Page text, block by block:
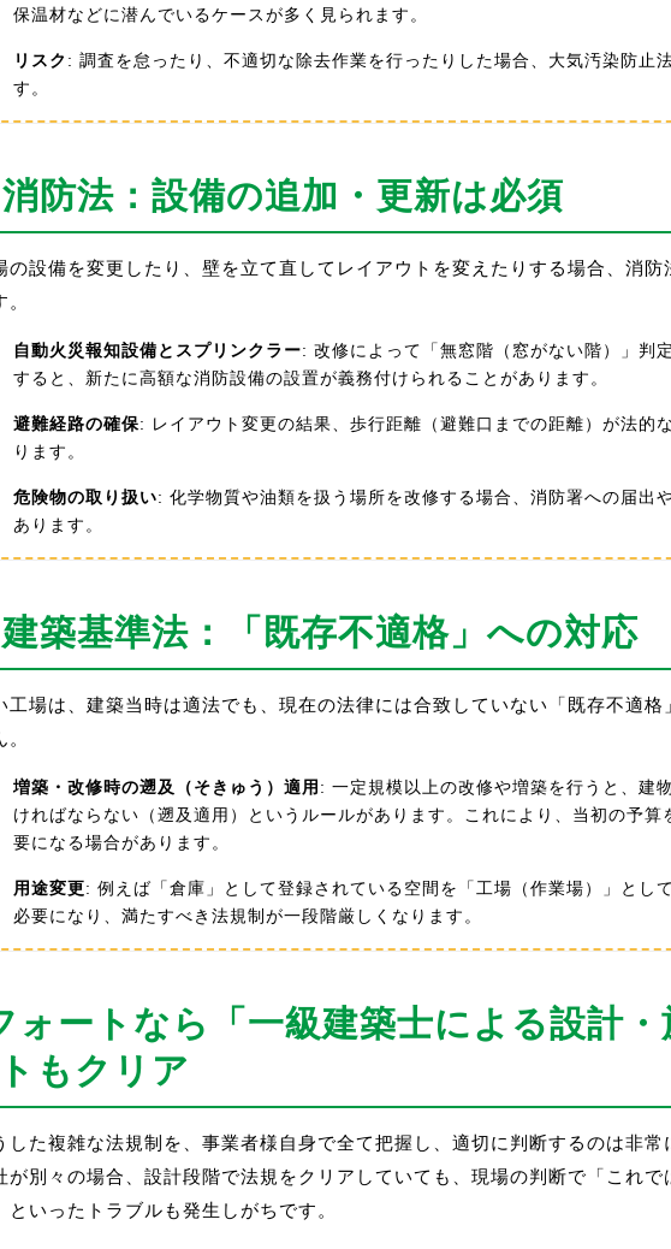
保温材などに潜んでいるケースが多く見られます。
リスク : 調査を怠ったり、不適切な除去作業を行ったりした場合、大気汚染防止
す。
防法：設備の追加・更新は必須
の設備を変更したり、壁を立て直してレイアウトを変えたりする場合、消
。
自動火災報知設備とスプリンクラー: 改修によって「無窓階（窓がない階）」判
すると、新たに高額な消防設備の設置が義務付けられることがあります。
避難経路の確保: レイアウト変更の結果、歩行距離（避難口までの距離）が法的
ります。
危険物の取り扱い: 化学物質や油類を扱う場所を改修する場合、消防署への届出
あります。
築基準法：「既存不適格」への対応
工場は、建築当時は適法でも、現在の法律には合致していない「既存不適格
増築・改修時の遡及（そきゅう）適用 : 一定規模以上の改修や増築を行うと、建
ければならない（遡及適用）というルールがあります。これにより、当初の予
要になる場合があります。
用途変更: 例えば「倉庫」として登録されている空間を「工場（作業場）」とし
必要になり、満たすべき法規制が一段階厳しくなります。
ォートなら「一級建築士による設計・
もクリア
した複雑な法規制を、事業者様自身で全て把握し、適切に判断するのは非
が別々の場合、設計段階で法規をクリアしていても、現場の判断で「これ
といったトラブルも発生しがちです。